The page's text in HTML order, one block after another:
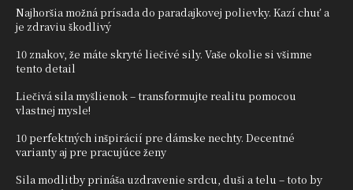
Najhoršia možná prísada do paradajkovej polievky. Kazí chuť a
je zdraviu škodlivý
10 znakov, že máte skryté liečivé sily. Vaše okolie si všimne
tento detail
Liečivá sila myšlienok – transformujte realitu pomocou
vlastnej mysle!
10 perfektných inšpirácií pre dámske nechty. Decentné
varianty aj pre pracujúce ženy
Sila modlitby prináša uzdravenie srdcu, duši a telu – toto by